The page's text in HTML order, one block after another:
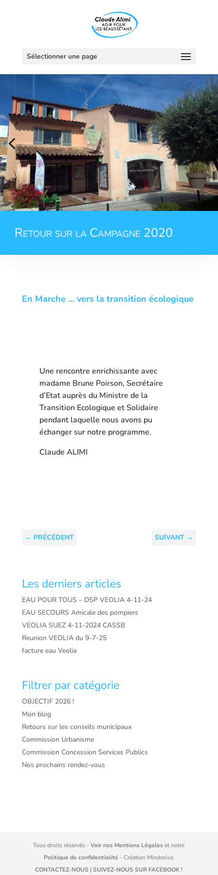
Sélectionner une page
Retour sur la Campagne 2020
En Marche … vers la transition écologique
Une rencontre enrichissante avec
madame Brune Poirson, Secrétaire
d’Etat auprès du Ministre de la
Transition Ecologique et Solidaire
pendant laquelle nous avons pu
échanger sur notre programme.
Claude ALIMI
← PRÉCÉDENT SUIVANT →
Les derniers articles
EAU POUR TOUS – DSP VEOLIA 4-11-24
EAU SECOURS Amicale des pompiers
VEOLIA SUEZ 4-11-2024 CASSB
Reunion VEOLIA du 9-7-25
facture eau Veolia
Filtrer par catégorie
OBJECTIF 2026 !
Mon blog
Retours sur les conseils municipaux
Commission Urbanisme
Commission Concession Services Publics
Nos prochains rendez-vous
Tous droits réservés -Voir nos Mentions Légaleset notre
Politique de confidentialité - Création Mirobolus
CONTACTEZ-NOUS |SUIVEZ-NOUS SUR FACEBOOK !